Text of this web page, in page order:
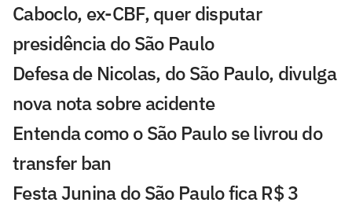
Caboclo, ex-CBF, quer disputar
presidência do São Paulo
Defesa de Nicolas, do São Paulo, divulga
nova nota sobre acidente
Entenda como o São Paulo se livrou do
transfer ban
Festa Junina do São Paulo fica R$ 3